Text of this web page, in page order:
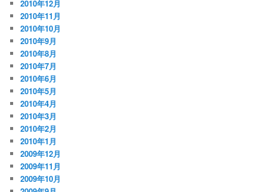
2010年12月
2010年11月
2010年10月
2010年9月
2010年8月
2010年7月
2010年6月
2010年5月
2010年4月
2010年3月
2010年2月
2010年1月
2009年12月
2009年11月
2009年10月